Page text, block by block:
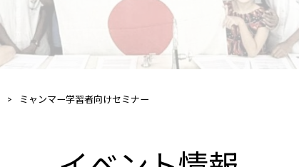
> ミャンマー学習者向けセミナー